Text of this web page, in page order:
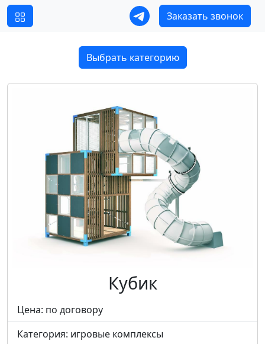
Заказать звонок
Выбрать категорию
Кубик
Цена: по договору
Категория: игровые комплексы